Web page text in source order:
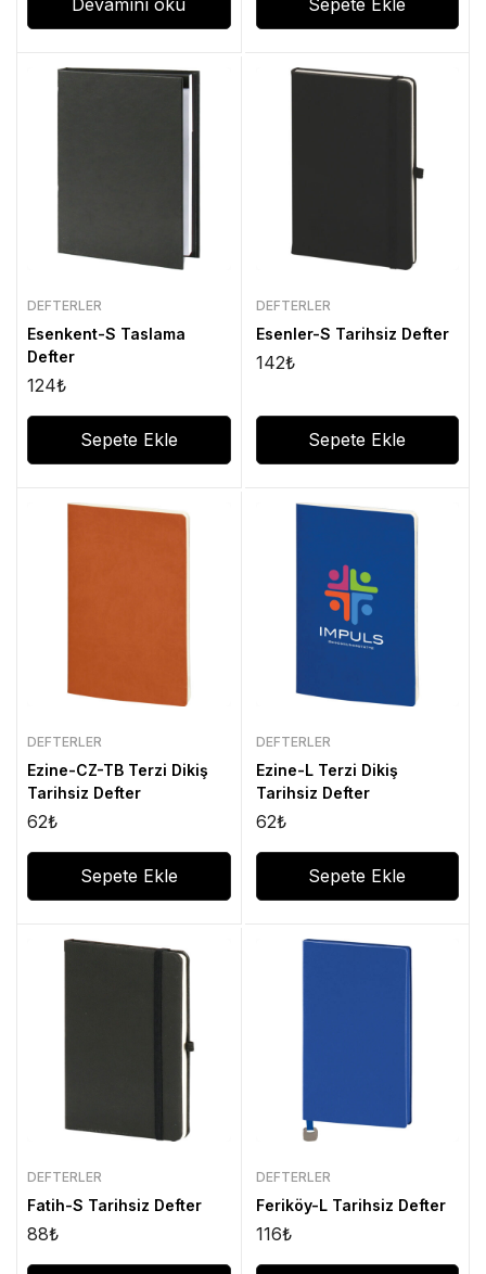
DEFTERLER
Esenkent-S Taslama
Defter
124₺
Sepete Ekle
DEFTERLER
Esenler-S Tarihsiz Defter
142₺
Sepete Ekle
DEFTERLER
Ezine-CZ-TB Terzi Dikiş
Tarihsiz Defter
62₺
Sepete Ekle
DEFTERLER
Ezine-L Terzi Dikiş
Tarihsiz Defter
62₺
Sepete Ekle
DEFTERLER
Fatih-S Tarihsiz Defter
88₺
DEFTERLER
Feriköy-L Tarihsiz Defter
116₺